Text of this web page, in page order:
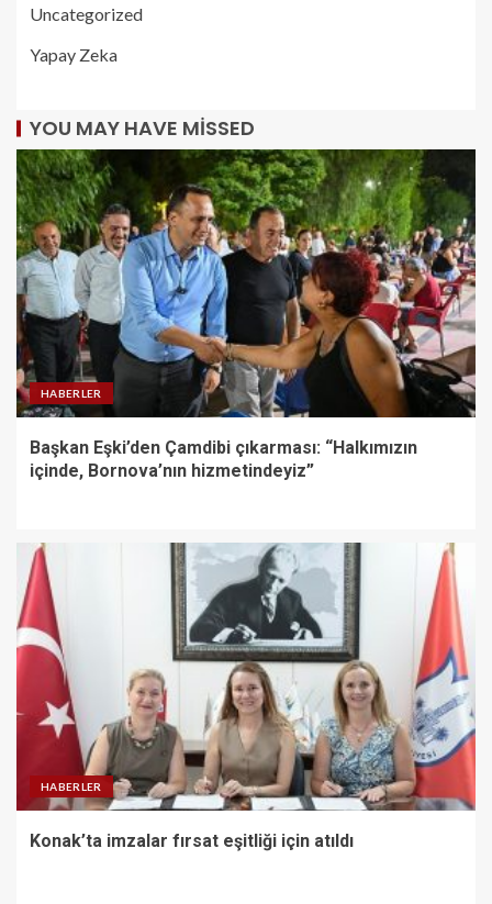
Uncategorized
Yapay Zeka
YOU MAY HAVE MISSED
HABERLER
Başkan Eşki’den Çamdibi çıkarması: “Halkımızın
içinde, Bornova’nın hizmetindeyiz”
HABERLER
Konak’ta imzalar fırsat eşitliği için atıldı